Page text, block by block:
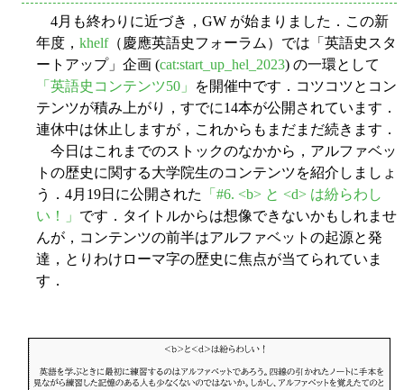
4月も終わりに近づき，GW が始まりました．この新
年度， khelf（慶應英語史フォーラム）では「英語史スタ
ートアップ」企画 (cat:start_up_hel_2023) の一環として
「英語史コンテンツ50」
を開催中です．コツコツとコン
テンツが積み上がり，すでに14本が公開されています．
連休中は休止しますが，これからもまだまだ続きます．
今日はこれまでのストックのなかから，アルファベッ
トの歴史に関する大学院生のコンテンツを紹介しましょ
う．4月19日に公開された
「#6. <b> と <d> は紛らわし
い！」 です．タイトルからは想像できないかもしれませ
んが，コンテンツの前半はアルファベットの起源と発
達，とりわけローマ字の歴史に焦点が当てられていま
す．